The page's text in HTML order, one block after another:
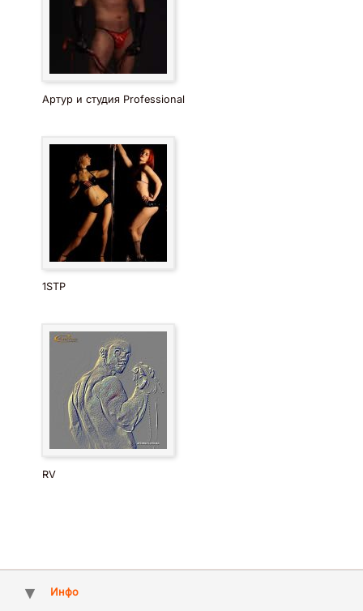
Артур и студия Professional
1STP
RV
Инфо